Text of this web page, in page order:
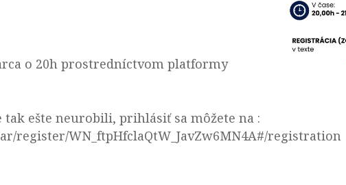
o 20h prostredníctvom platformy
tak ešte neurobili, prihlásiť sa môžete na :
register/WN_ftpHfclaQtW_JavZw6MN4A#/registration